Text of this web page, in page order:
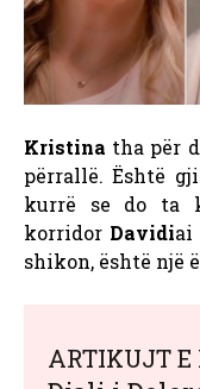
Kristina tha për
përrallë. Është
kurrë se do ta
korridor Davidiai
shikon, është një
ARTIKUJT E